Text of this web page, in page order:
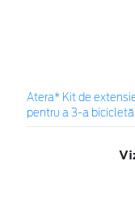
Atera* Kit de
pentru a 3-a